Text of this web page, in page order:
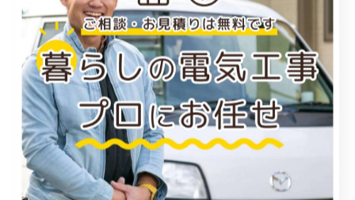
電気工事
お知らせ
施工事例
お得情報
コラム
プライベート